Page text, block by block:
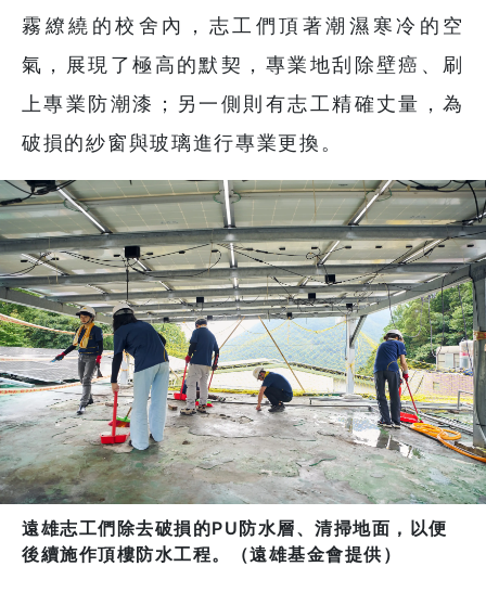
霧繚繞的校舍內，志工們頂著潮濕寒冷的空
氣，展現了極高的默契，專業地刮除壁癌、刷
上專業防潮漆；另一側則有志工精確丈量，為
破損的紗窗與玻璃進行專業更換。
遠雄志工們除去破損的PU防水層、清掃地面，以便
後續施作頂樓防水工程。（遠雄基金會提供）